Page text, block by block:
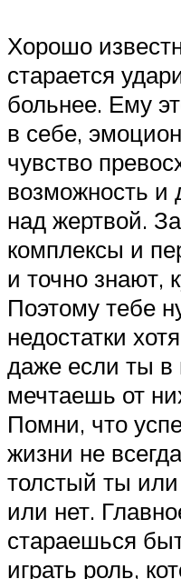
Хорошо
старается
больнее. Ему
в себе,
чувство
возможность и
над жертвой.
комплексы и
и точно знают,
Поэтому тебе
недостатки
даже если ты в
мечтаешь от
Помни, что
жизни не
толстый ты
или нет.
стараешься
играть роль,